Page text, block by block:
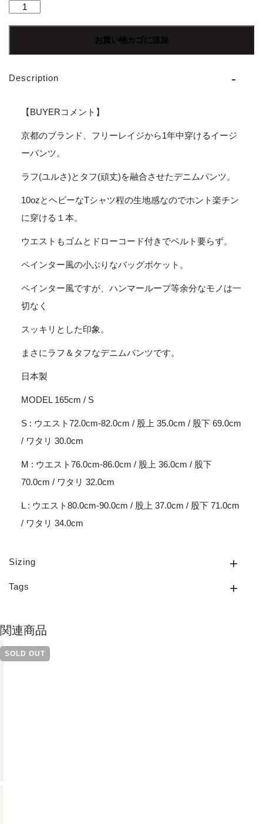
【Men's】
フ
ー
DENIM"
Tough
Pants
INDIGO
お買い物カゴに追加
Description
【BUYERコメント】
京都のブランド、フリーレイジから1年中穿けるイージ
ーパンツ。
ラフ(ユルさ)とタフ(頑丈)を融合させたデニムパンツ。
10ozとヘビーなTシャツ程の生地感なのでホント楽チン
に穿ける１本。
ウエストもゴムとドローコード付きでベルト要らず。
ペインター風の小ぶりなバッグポケット。
ペインター風ですが、ハンマーループ等余分なモノは一
切なく
スッキリとした印象。
まさにラフ＆タフなデニムパンツです。
日本製
MODEL 165cm / S
S : ウエスト72.0cm-82.0cm / 股上 35.0cm / 股下 69.0cm
/ ワタリ 30.0cm
M : ウエスト76.0cm-86.0cm / 股上 36.0cm / 股下
70.0cm / ワタリ 32.0cm
L : ウエスト80.0cm-90.0cm / 股上 37.0cm / 股下 71.0cm
/ ワタリ 34.0cm
Sizing
Tags
関連商品
SOLD OUT